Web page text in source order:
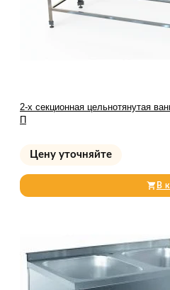
2-х секционная цельнотянутая
П
Цену уточняйте
В